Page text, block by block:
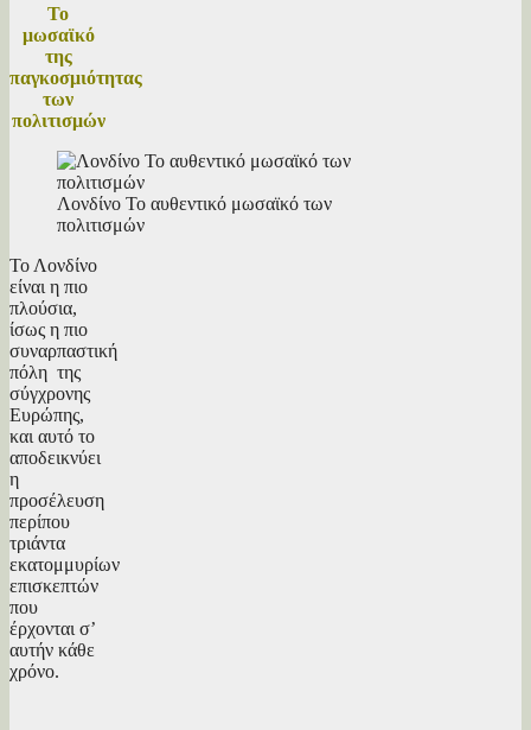
Το
μωσαϊκό
της
παγκοσμιότητας
των
πολιτισμών
Λονδίνο Το αυθεντικό μωσαϊκό των
πολιτισμών
Το Λονδίνο
είναι η πιο
πλούσια,
ίσως η πιο
συναρπαστική
πόλη της
σύγχρονης
Ευρώπης,
και αυτό το
αποδεικνύει
η
προσέλευση
περίπου
τριάντα
εκατομμυρίων
επισκεπτών
που
έρχονται σ’
αυτήν κάθε
χρόνο.